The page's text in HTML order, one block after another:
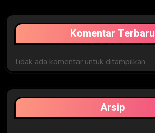
Komentar Terbaru
Tidak ada komentar untuk ditampilkan.
Arsip